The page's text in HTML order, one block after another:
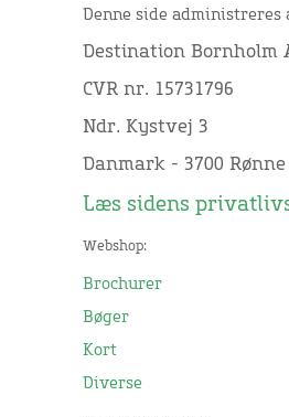
Denne side administreres
Destination Bornholm
CVR nr. 15731796
Ndr. Kystvej 3
Danmark - 3700 Rønne
Læs sidens
Webshop:
Brochurer
Bøger
Kort
Diverse